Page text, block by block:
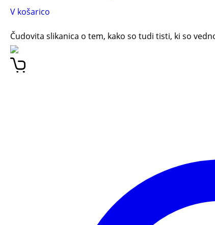
V košarico
Čudovita slikanica o tem, kako so tudi tisti, ki so